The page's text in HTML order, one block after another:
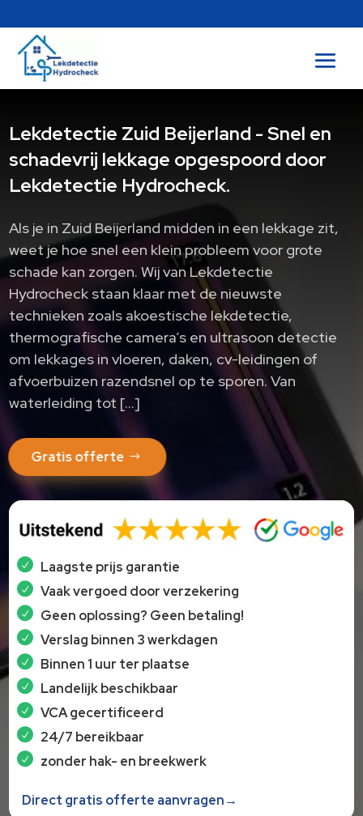
Lekdetectie Zuid Beijerland - Snel en
schadevrij lekkage opgespoord door
Lekdetectie Hydrocheck.
Als je in Zuid Beijerland midden in een lekkage zit,
weet je hoe snel een klein probleem voor grote
schade kan zorgen.​ Wij van Lekdetectie
Hydrocheck staan klaar met de nieuwste
technieken zoals akoestische lekdetectie,
thermografische camera’s en ultrasoon detectie
om lekkages in vloeren, daken, cv-leidingen of
afvoerbuizen razendsnel op te sporen.​ Van
waterleiding tot […]
Gratis offerte
Laagste prijs garantie
Vaak vergoed door verzekering
Geen oplossing? Geen betaling!
Verslag binnen 3 werkdagen
Binnen 1 uur ter plaatse
Landelijk beschikbaar
VCA gecertificeerd
24/7 bereikbaar
zonder hak- en breekwerk
Direct gratis offerte aanvragen→